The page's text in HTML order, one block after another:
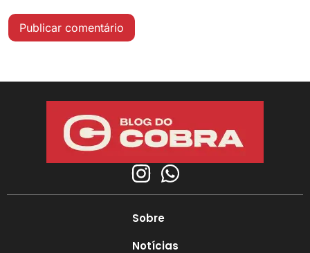
Sobre
Notícias